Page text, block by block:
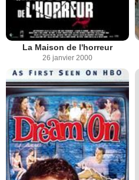
La Maison de l'horreur
26 janvier 2000